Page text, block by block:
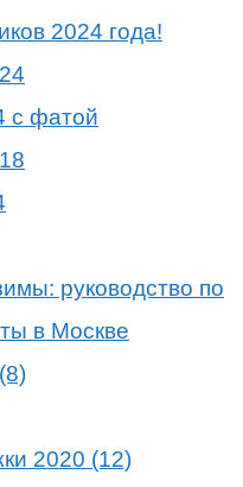
2024 года!
с фатой
руководство по
в Москве